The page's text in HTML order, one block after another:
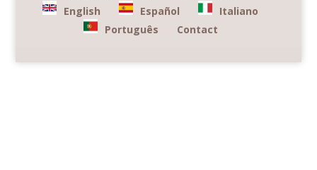
English
Español
Italiano
Português
Contact